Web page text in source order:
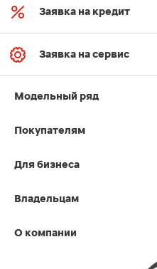
Заявка на кредит
Заявка на сервис
Модельный ряд
Покупателям
Для бизнеса
Владельцам
О компании